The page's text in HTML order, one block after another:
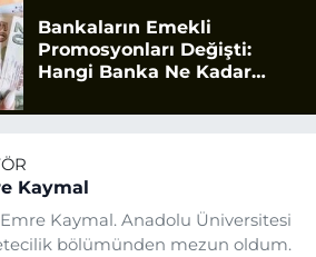
Bankaların Emekli
Promosyonları Değişti:
Hangi Banka Ne Kadar
Kaymal
Kaymal. Anadolu Üniversitesi
bölümünden mezun oldum.